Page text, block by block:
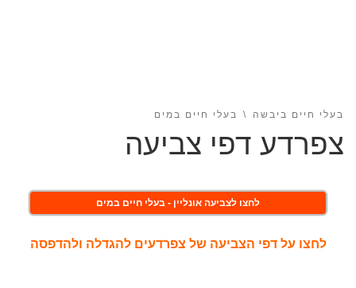
בעלי חיים ביבשה בעלי חיים במים
צפרדע דפי צביעה
לחצו לצביעה אונליין - בעלי חיים במים
לחצו על דפי הצביעה של צפרדעים להגדלה ולהדפסה